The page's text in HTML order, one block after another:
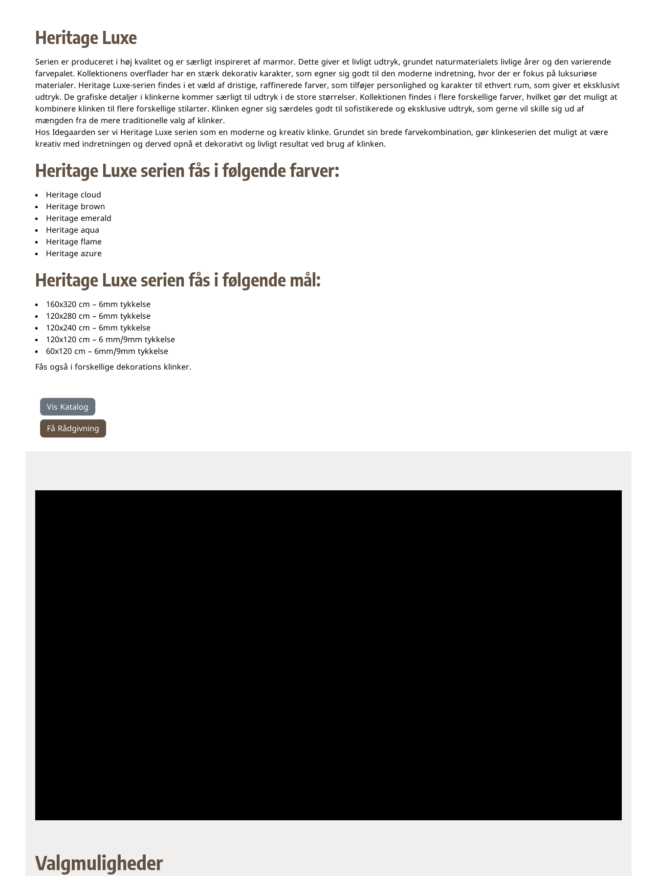
Heritage Luxe
Serien er produceret i høj kvalitet og er særligt inspireret af marmor. Dette giver et livligt udtryk, grundet naturmaterialets livlige årer og den varierende
farvepalet. Kollektionens overflader har en stærk dekorativ karakter, som egner sig godt til den moderne indretning, hvor der er fokus på luksuriøse
materialer. Heritage Luxe-serien findes i et væld af dristige, raffinerede farver, som tilføjer personlighed og karakter til ethvert rum, som giver et eksklusivt
udtryk. De grafiske detaljer i klinkerne kommer særligt til udtryk i de store størrelser. Kollektionen findes i flere forskellige farver, hvilket gør det muligt at
kombinere klinken til flere forskellige stilarter. Klinken egner sig særdeles godt til sofistikerede og eksklusive udtryk, som gerne vil skille sig ud af
mængden fra de mere traditionelle valg af klinker.
Hos Idegaarden ser vi Heritage Luxe serien som en moderne og kreativ klinke. Grundet sin brede farvekombination, gør klinkeserien det muligt at være
kreativ med indretningen og derved opnå et dekorativt og livligt resultat ved brug af klinken.
Heritage Luxe serien fås i følgende farver:
Heritage cloud
Heritage brown
Heritage emerald
Heritage aqua
Heritage flame
Heritage azure
Heritage Luxe serien fås i følgende mål:
160x320 cm – 6mm tykkelse
120x280 cm – 6mm tykkelse
120x240 cm – 6mm tykkelse
120x120 cm – 6 mm/9mm tykkelse
60x120 cm – 6mm/9mm tykkelse
Fås også i forskellige dekorations klinker.
Vis Katalog
Få Rådgivning
Valgmuligheder